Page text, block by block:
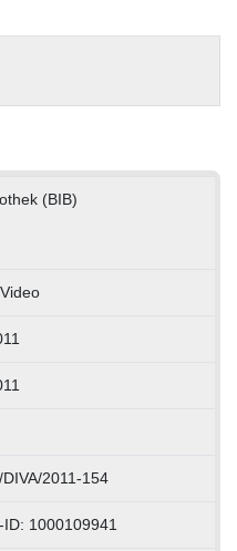
(BIB)
2011-154
ID: 1000109941